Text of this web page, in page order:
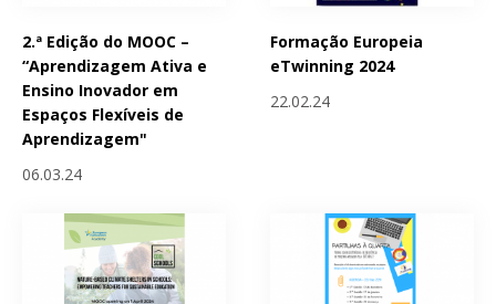
2.ª Edição do MOOC –
“Aprendizagem Ativa e
Ensino Inovador em
Espaços Flexíveis de
Aprendizagem"
06.03.24
Formação Europeia
eTwinning 2024
22.02.24